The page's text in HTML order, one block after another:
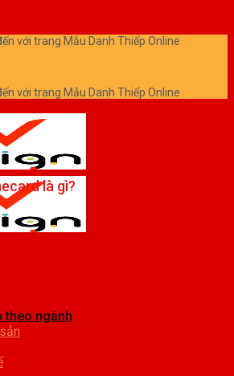
với trang Mẫu Danh Thiếp Online
với trang Mẫu Danh Thiếp Online
theo ngành
là gì?